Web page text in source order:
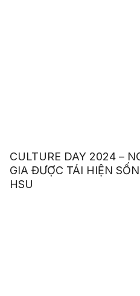
CULTURE DAY 2024 –
GIA ĐƯỢC TÁI HIỆN
HSU